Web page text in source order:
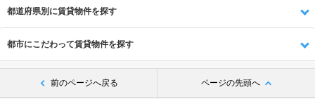
都道府県別に賃貸物件を探す
都市にこだわって賃貸物件を探す
前のページへ戻る ページの先頭へ